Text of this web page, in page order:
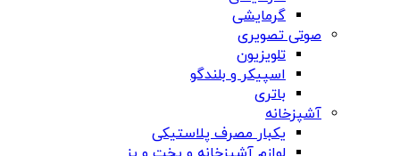
گرمایشی
صوتی تصویری
تلویزیون
اسپیکر و بلندگو
باتری
آشپزخانه
یکبار مصرف پلاستیکی